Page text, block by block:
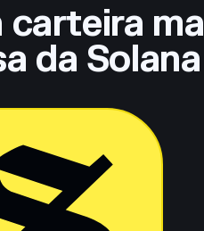
carteira
da Solana